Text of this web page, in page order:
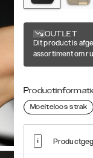
OUTLET
Dit product is
assortiment om
Moeiteloos strak